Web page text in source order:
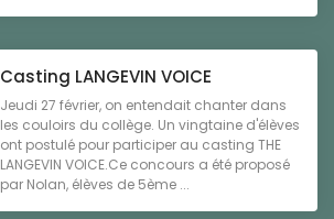
Casting LANGEVIN VOICE
Jeudi 27 février, on entendait chanter dans
les couloirs du collège. Un vingtaine d'élèves
ont postulé pour participer au casting THE
LANGEVIN VOICE.Ce concours a été proposé
par Nolan, élèves de 5ème ...